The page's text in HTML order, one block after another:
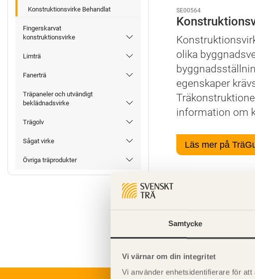
Samtycke
Vi värnar om din integritet
Vi använder enhetsidentifierare för
Konstruktionsvirke Behandlat
Fingerskarvat
konstruktionsvirke
Limträ
Fanerträ
Träpaneler och utvändigt
beklädnadsvirke
Trägolv
Sågat virke
Övriga träprodukter
SE00564
olika
egenskaper
information om
Läs mer på
Miljöegenskaper